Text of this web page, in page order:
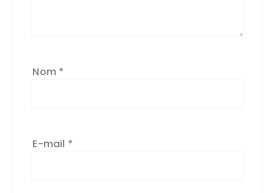
Nom *
E-mail *